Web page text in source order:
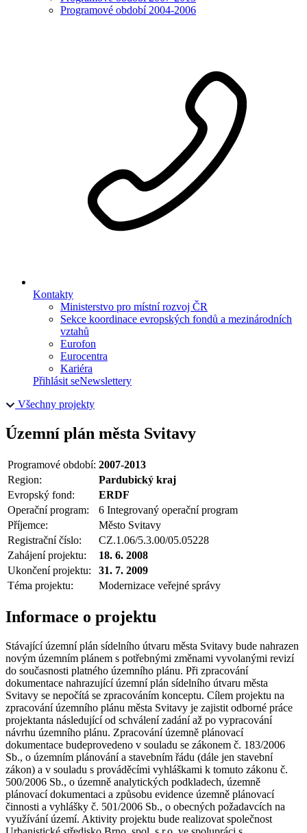
Programové období 2004-2006
Kontakty
Ministerstvo pro místní rozvoj ČR
Sekce koordinace evropských fondů a mezinárodních
vztahů
Eurofon
Eurocentra
Kariéra
Přihlásit seNewslettery
Všechny projekty
Územní plán města Svitavy
Programové období: 2007-2013
Region:
Pardubický kraj
Evropský fond:
ERDF
Operační program:
6 Integrovaný operační program
Příjemce:
Město Svitavy
Registrační číslo:
CZ.1.06/5.3.00/05.05228
Zahájení projektu:
18. 6. 2008
Ukončení projektu:
31. 7. 2009
Téma projektu:
Modernizace veřejné správy
Informace o projektu
Stávající územní plán sídelního útvaru města Svitavy bude nahrazen
novým územním plánem s potřebnými změnami vyvolanými revizí
do současnosti platného územního plánu. Při zpracování
dokumentace nahrazující územní plán sídelního útvaru města
Svitavy se nepočítá se zpracováním konceptu. Cílem projektu na
zpracování územního plánu města Svitavy je zajistit odborné práce
projektanta následující od schválení zadání až po vypracování
návrhu územního plánu. Zpracování územně plánovací
dokumentace budeprovedeno v souladu se zákonem č. 183/2006
Sb., o územním plánování a stavebním řádu (dále jen stavební
zákon) a v souladu s prováděcími vyhláškami k tomuto zákonu č.
500/2006 Sb., o územně analytických podkladech, územně
plánovací dokumentaci a způsobu evidence územně plánovací
činnosti a vyhlášky č. 501/2006 Sb., o obecných požadavcích na
využívání území. Aktivity projektu bude realizovat společnost